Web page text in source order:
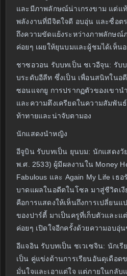
และมีภาพลักษณ์น่าเกรงขาม แต่แ
พลังงานที่มีจิตใจดี อบอุ่น และซื่อต
ถึงความขัดแย้งระหว่างภาพลักษณ์
ค่อยๆ เผยให้ยุนบมและผู้ชมได้เห็น
ชาซอวอน รับบทเป็น ชเวอีจุน: รับ
บระดับอีลีท ซึ่งเป็น เพื่อนสนิทในอ
ซอนแจกยู การปรากฏตัวของเขา
และความตึงเครียดในความสัมพัน
ท้าทายและน่าจับตามอง
นักแสดงนำหญิง
อีจูบิน รับบทเป็น ยุนบม: นักแสดงวั
พ.ศ. 2533) ผู้มีผลงานใน Money
Fabulous และ Again My Life เธ
บาดแผลในอดีตในโซล มาสู่ชีวิตเ
คือการแสดงให้เห็นถึงการเปลี่ยนแ
ของปาร์ตี้ มาเป็นครูที่เก็บตัวและแ
ค่อยๆ เปิดใจอีกครั้งด้วยความอบอุ่
อีแจอิน รับบทเป็น ชเวเซจิน: นักเ
เป็น คู่แข่งด้านการเรียนอันดุเดือด
มั่นใจและเอาแต่ใจ แต่ภายในกลั